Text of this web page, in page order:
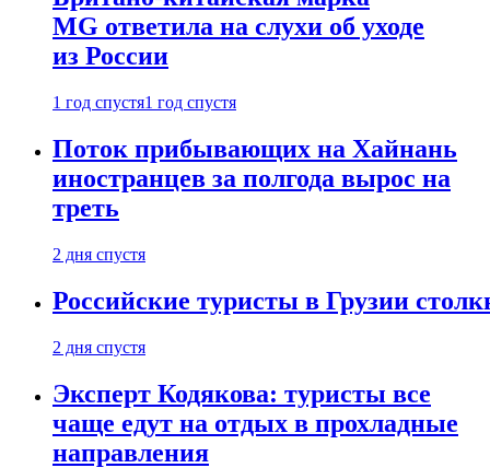
MG ответила на слухи об уходе
из России
1 год спустя1 год спустя
Поток прибывающих на Хайнань
иностранцев за полгода вырос на
треть
2 дня спустя
Российские туристы в Грузии
2 дня спустя
Эксперт Кодякова: туристы все
чаще едут на отдых в прохладные
направления